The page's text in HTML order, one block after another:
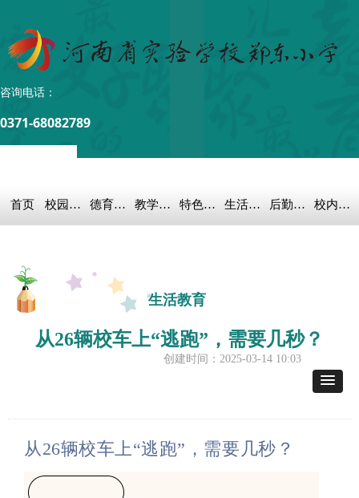
0371-68082789
咨询电话：
首页 校园概况 德育之窗 教学科研 特色教育 生活教育 后勤保障 校内链接
生活教育
从26辆校车上“逃跑”，需要几秒？
创建时间： 2025-03-14 10:03
从26辆校车上“逃跑” ，需要几秒？